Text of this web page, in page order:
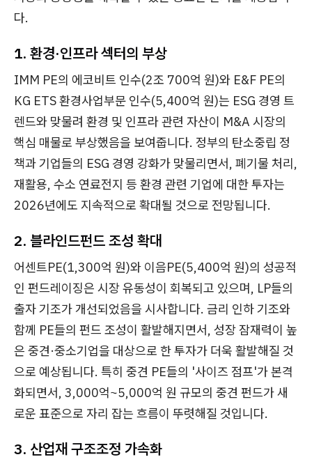
다.
1. 환경·인프라 섹터의 부상
IMM PE의 에코비트 인수(2조 700억 원)와 E&F PE의
KG ETS 환경사업부문 인수(5,400억 원)는 ESG 경영 트
렌드와 맞물려 환경 및 인프라 관련 자산이 M&A 시장의
핵심 매물로 부상했음을 보여줍니다. 정부의 탄소중립 정
책과 기업들의 ESG 경영 강화가 맞물리면서, 폐기물 처리,
재활용, 수소 연료전지 등 환경 관련 기업에 대한 투자는
2026년에도 지속적으로 확대될 것으로 전망됩니다.
2. 블라인드펀드 조성 확대
어센트PE(1,300억 원)와 이음PE(5,400억 원)의 성공적
인 펀드레이징은 시장 유동성이 회복되고 있으며, LP들의
출자 기조가 개선되었음을 시사합니다. 금리 인하 기조와
함께 PE들의 펀드 조성이 활발해지면서, 성장 잠재력이 높
은 중견·중소기업을 대상으로 한 투자가 더욱 활발해질 것
으로 예상됩니다. 특히 중견 PE들의 '사이즈 점프'가 본격
화되면서, 3,000억~5,000억 원 규모의 중견 펀드가 새
로운 표준으로 자리 잡는 흐름이 뚜렷해질 것입니다.
3. 산업재 구조조정 가속화